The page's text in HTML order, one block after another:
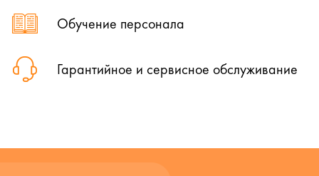
Обучение персонала
Гарантийное и сервисное обслуживание